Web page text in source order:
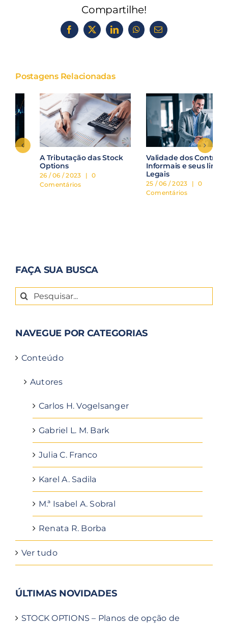
Compartilhe!
Facebook
X LinkedInWhatsApp
E-
mail
Postagens Relacionadas
A Tributação das Stock
Options
26 / 06 / 2023 | 0
Comentários
Validade dos Contratos
Informais e seus limites
25 / 06 / 2023 | 0
Comentários
FAÇA SUA BUSCA
Buscar
resultados
NAVEGUE POR CATEGORIAS
Conteúdo
Autores
Carlos H. Vogelsanger
Gabriel L. M. Bark
Julia C. Franco
Karel A. Sadila
M.ª Isabel A. Sobral
Renata R. Borba
Ver tudo
ÚLTIMAS NOVIDADES
STOCK OPTIONS – Planos de opção de